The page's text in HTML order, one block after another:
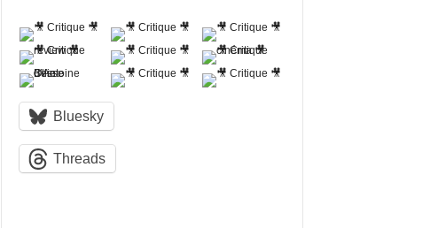
Bluesky
Threads